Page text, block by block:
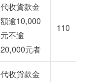
代收貨款金
額逾10,000
元不逾
20,000元者
110
代收貨款金